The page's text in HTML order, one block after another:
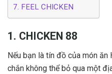
7. FEEL CHICKEN
1. CHICKEN 88
Nếu bạn là tín đồ của món ăn
chắn không thể bỏ qua một